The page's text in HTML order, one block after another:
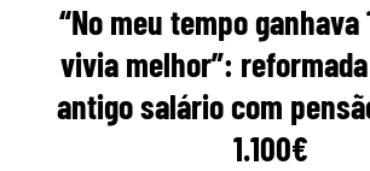
“No meu tempo ganhava
vivia melhor”:
antigo salário com
1.100€